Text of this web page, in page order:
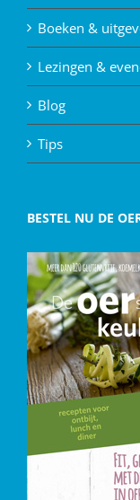
Boeken &
Lezingen &
Blog
Tips
BESTEL NU DE